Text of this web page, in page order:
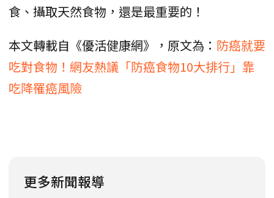
食、攝取天然食物，還是最重要的！
本文轉載自《優活健康網》，原文為： 防癌就要
吃對食物！網友熱議「防癌食物10大排行」靠
吃降罹癌風險
更多新聞報導